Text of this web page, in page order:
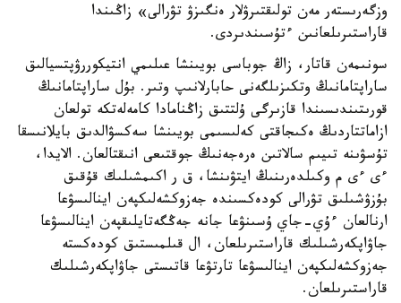
وزگەرىستەر مەن تولىقتىرۋلار ەنگىزۋ تۋرالى» زاڭىندا
قاراستىرىلعانىن ءتۇسىندىردى.
سونىمەن قاتار، زاڭ جوباسى بويىنشا عىلىمي انتيكوررۋپتسيالىق
ساراپتامانىڭ وتكىزىلگەنى حابارلانىپ وتىر. بۇل ساراپتامانىڭ
قورىتىندىسىندا قازىرگى ۇلتتىق زاڭنامادا كامەلەتكە تولعان
ازاماتتاردىڭ ەكىجاقتى كەلىسىمى بويىنشا سەكسۋالدىق بايلانىسقا
تۇسۋىنە تىيىم سالاتىن ەرەجەنىڭ جوقتىعى انىقتالعان. الايدا،
ءى ءى م وكىلدەرىنىڭ ايتۋىنشا، ق ر اكىمشىلىك قۇقىق
بۇزۋشىلىق تۋرالى كودەكسىندە جەزوكشەلىكپەن اينالىسۋعا
ارنالعان ءۇي-جاي ۇسىنۋعا جانە جەڭگەتايلىقپەن اينالىسۋعا
جاۋاپكەرشىلىك قاراستىرىلعان، ال قىلمىستىق كودەكستە
جەزوكشەلىكپەن اينالىسۋعا تارتۋعا قاتىستى جاۋاپكەرشىلىك
قاراستىرىلعان.